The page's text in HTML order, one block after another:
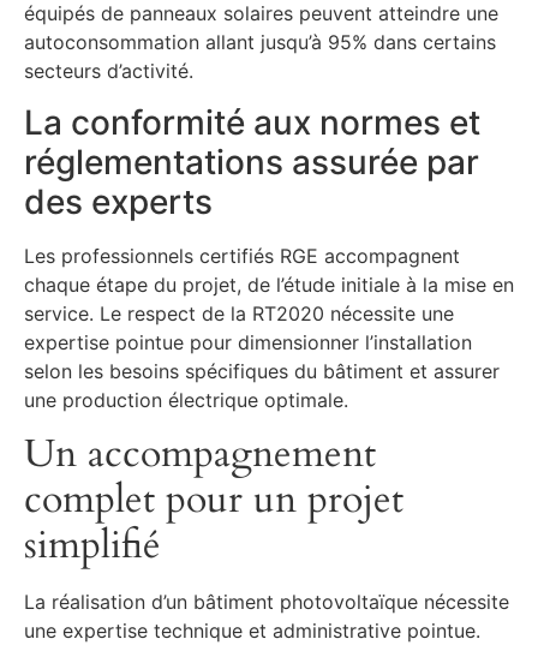
équipés de panneaux solaires peuvent atteindre une
autoconsommation allant jusqu’à 95% dans certains
secteurs d’activité.
La conformité aux normes et
réglementations assurée par
des experts
Les professionnels certifiés RGE accompagnent
chaque étape du projet, de l’étude initiale à la mise en
service. Le respect de la RT2020 nécessite une
expertise pointue pour dimensionner l’installation
selon les besoins spécifiques du bâtiment et assurer
une production électrique optimale.
Un accompagnement
complet pour un projet
simplifié
La réalisation d’un bâtiment photovoltaïque nécessite
une expertise technique et administrative pointue.